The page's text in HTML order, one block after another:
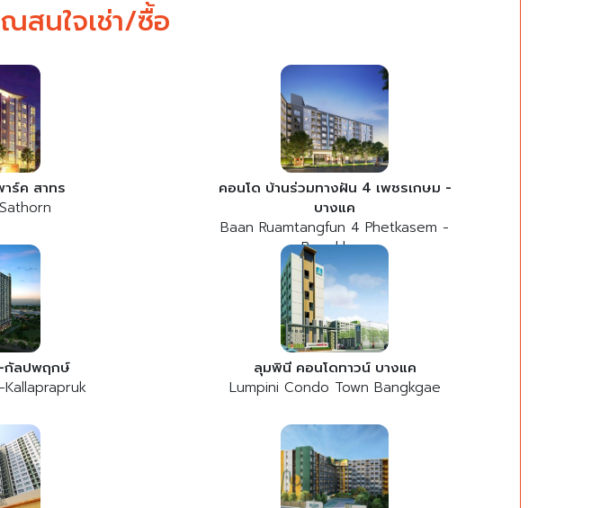
สนใจเช่า/ซื้อ
าร์ค สาทร
คอนโด บ้านร่วมทางฝัน 4 เพชรเกษม -
บางแค
Baan Ruamtangfun 4 Phetkasem -
Bangkhae
-กัลปพฤกษ์
ลุมพินี คอนโดทาวน์ บางแค
Lumpini Condo Town Bangkgae